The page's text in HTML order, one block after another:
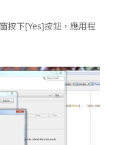
按下[Yes]按鈕，應用程